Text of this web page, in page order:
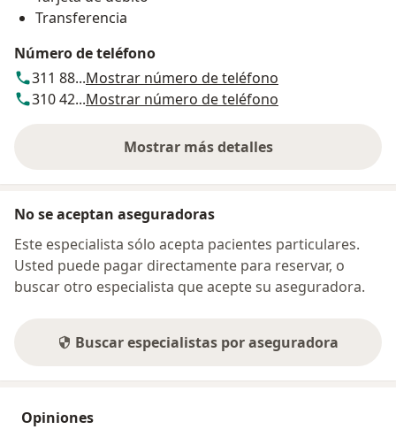
Transferencia
Número de teléfono
311 88...Mostrar número de teléfono
310 42...Mostrar número de teléfono
Mostrar más detalles
sobre la dirección
No se aceptan aseguradoras
Este especialista sólo acepta pacientes particulares.
Usted puede pagar directamente para reservar, o
buscar otro especialista que acepte su aseguradora.
Buscar especialistas por aseguradora
Opiniones